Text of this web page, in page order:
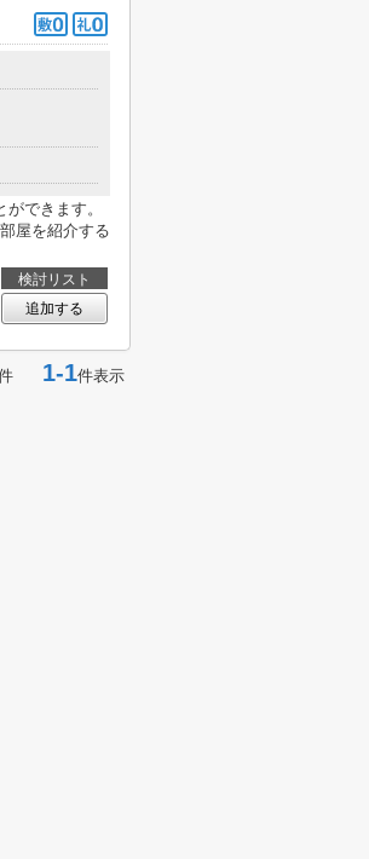
できます。
屋を紹介する
検討リスト
追加する
1-1件表示